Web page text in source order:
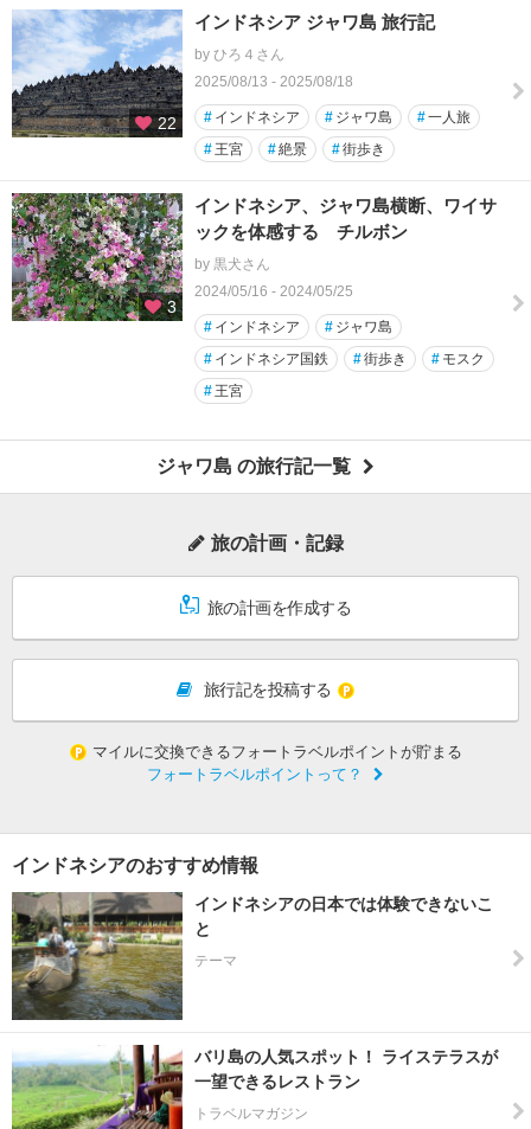
22
インドネシア ジャワ島 旅行記
by ひろ４さん
2025/08/13 - 2025/08/18
# インドネシア # ジャワ島 #一人旅
# 王宮 #絶景 #街歩き
3
インドネシア、ジャワ島横断、ワイサ
ックを体感する チルボン
by 黒犬さん
2024/05/16 - 2024/05/25
# インドネシア # ジャワ島
# インドネシア国鉄 #街歩き # モスク
# 王宮
ジャワ島 の旅行記一覧
旅の計画・記録
旅の計画を作成する
旅行記を投稿する
マイルに交換できるフォートラベルポイントが貯まる
フォートラベルポイントって？
インドネシアのおすすめ情報
インドネシアの日本では体験できないこ
と
テーマ
バリ島の人気スポット！ ライステラスが
一望できるレストラン
トラベルマガジン